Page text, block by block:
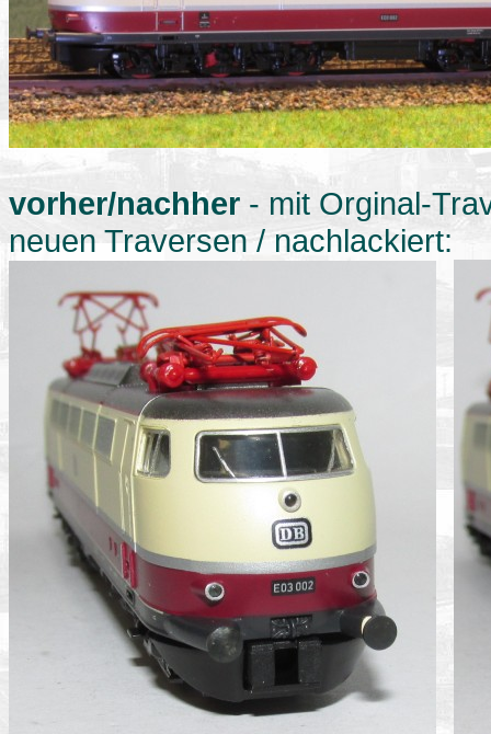
vorher/nachher - mit Orginal-
neuen Traversen / nachlackiert: